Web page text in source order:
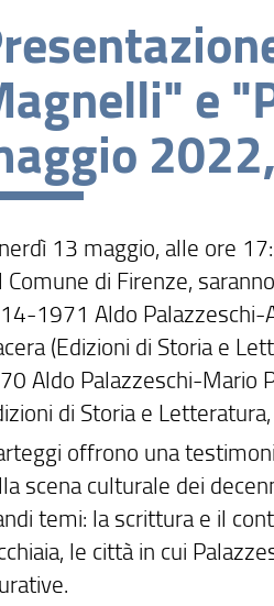
e
13 maggio, alle ore
Comune di Firenze,
1971 Aldo Palazzeschi-
(Edizioni di Storia e
Aldo Palazzeschi-Mario
di Storia e
offrono una
scena culturale dei
temi: la scrittura e il
le città in cui